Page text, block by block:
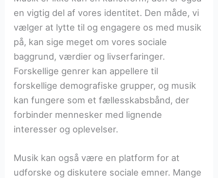
en vigtig del af vores identitet. Den måde, vi
vælger at lytte til og engagere os med musik
på, kan sige meget om vores sociale
baggrund, værdier og livserfaringer.
Forskellige genrer kan appellere til
forskellige demografiske grupper, og musik
kan fungere som et fællesskabsbånd, der
forbinder mennesker med lignende
interesser og oplevelser.
Musik kan også være en platform for at
udforske og diskutere sociale emner. Mange